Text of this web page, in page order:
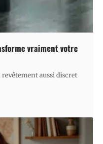
vraiment votre
aussi discret